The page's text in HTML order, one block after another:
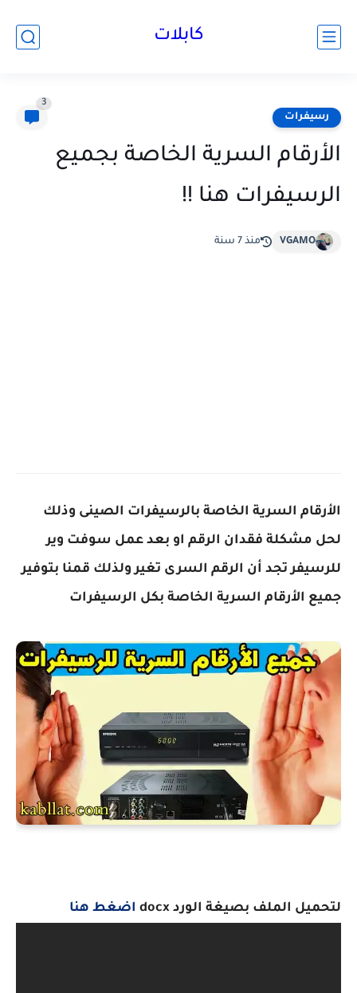
كابلات
رسيفرات
3
الأرقام السرية الخاصة بجميع
الرسيفرات هنا !!
VGAMO منذ 7 سنة
الأرقام السرية الخاصة بالرسيفرات الصينى وذلك
لحل مشكلة فقدان الرقم او بعد عمل سوفت وير
للرسيفر تجد أن الرقم السرى تغير ولذلك قمنا بتوفير
جميع الأرقام السرية الخاصة بكل الرسيفرات
لتحميل الملف بصيغة الورد docx اضغط هنا